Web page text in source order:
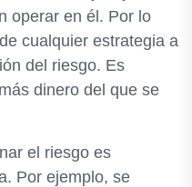
operar en él. Por lo
cualquier estrategia a
del riesgo. Es
dinero del que se
el riesgo es
Por ejemplo, se